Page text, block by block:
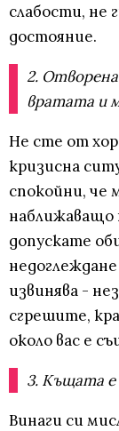
слабости, не
достояние.
2.
вратата и
Не сте от
кризисна
спокойни, че
допускате
извинява -
сгрешите,
около вас е
3. Къщата е
Винаги си